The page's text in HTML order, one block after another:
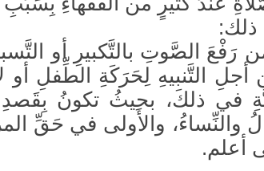
ذلك:
رَفْعَ الصَّوتِ بالتَّكبيرِ أو
أجلِ التَّنبيهِ لِحَرَكَةِ الطِّفلِ
في ذلكَ، بحيثُ تكونُ
والنِّساءُ، والأَولى في حَقِّ
أعلم.